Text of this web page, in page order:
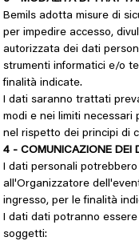
Bemils adotta misure di
per impedire accesso,
autorizzata dei dati
strumenti informatici e/o
finalità indicate.
I dati saranno trattati
modi e nei limiti
nel rispetto dei principi di
4 - COMUNICAZIONE DEI
I dati personali
all'Organizzatore
ingresso, per le finalità
I dati dati potranno
soggetti: